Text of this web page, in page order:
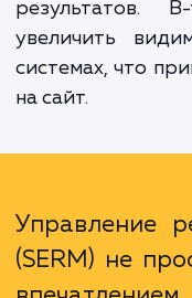
или
повышает
увеличению
увеличить
системах, что
на сайт.